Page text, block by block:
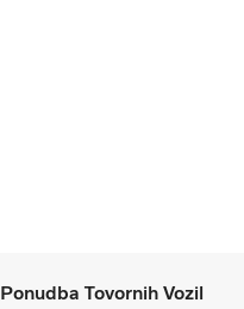
Ponudba Tovornih Vozil